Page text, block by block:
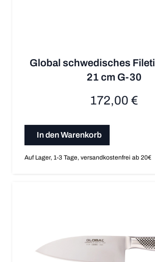
Global schwedisches
21 cm G-30
172,00 €
In den Warenkorb
Auf Lager, 1-3 Tage, versandkostenfrei ab 20€